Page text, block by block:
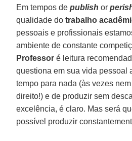
Em tempos depublish or
qualidade do trabalho
pessoais e profissionais
ambiente de constante
Professor é leitura
questiona em sua vida pessoal
tempo para nada (às vezes
direito!) e de produzir sem
excelência, é claro. Mas será
possível produzir